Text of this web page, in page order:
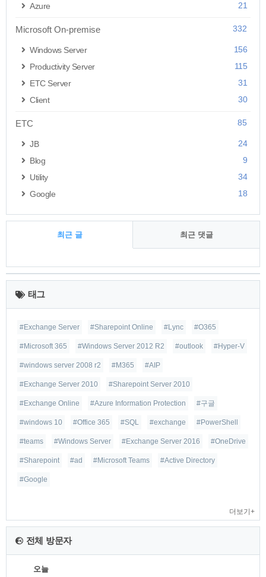
Azure
21
Microsoft On-premise 332
Windows Server
156
Productivity Server
115
ETC Server
31
Client
30
ETC 85
JB
24
Blog
9
Utility
34
Google
18
최근 글 최근 댓글
최
근
글 태그
#Exchange Server #Sharepoint Online #Lync #O365
#Microsoft 365 #Windows Server 2012 R2 #outlook #Hyper-V
#windows server 2008 r2 #M365 #AIP
#Exchange Server 2010 #Sharepoint Server 2010
#Exchange Online #Azure Information Protection #구글
#windows 10 #Office 365 #SQL #exchange #PowerShell
#teams #Windows Server #Exchange Server 2016 #OneDrive
#Sharepoint #ad #Microsoft Teams #Active Directory
#Google
더보기+
전체 방문자
오늘